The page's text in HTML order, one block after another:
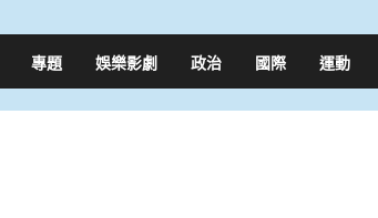
專題 娛樂影劇 政治 國際 運動